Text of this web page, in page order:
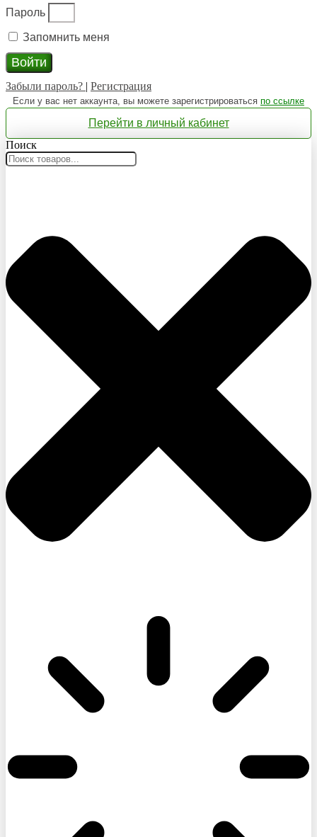
Пароль
Запомнить меня
Войти
Забыли пароль? | Регистрация
Если у вас нет аккаунта, вы можете зарегистрироваться по ссылке
Перейти в личный кабинет
Поиск